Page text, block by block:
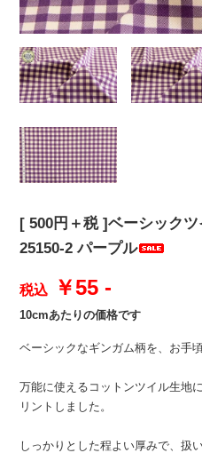
[ 500円＋税 ]ベーシックツ
25150-2 パープル
税込 ￥55 -
10cmあたりの価格です
ベーシックなギンガム柄を、お手頃
万能に使えるコットンツイル生地
リントしました。
しっかりとした程よい厚みで、扱